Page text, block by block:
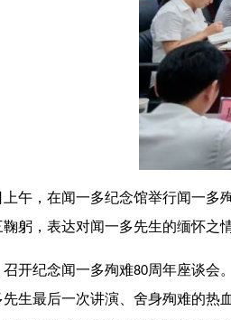
上午，在闻一多纪念馆举行闻一多
躬，表达对闻一多先生的缅怀之
召开纪念闻一多殉难80周年座谈
生最后一次讲演、舍身殉难的热